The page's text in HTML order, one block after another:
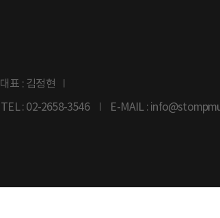
대표 : 김정현
TEL : 02-2658-3546 E-MAIL :